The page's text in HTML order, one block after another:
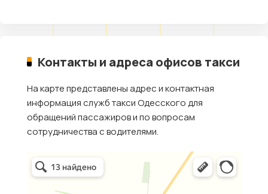
Контакты и адреса офисов такси
На карте представлены адрес и контактная
информация служб такси Одесского для
обращений пассажиров и по вопросам
сотрудничества с водителями.